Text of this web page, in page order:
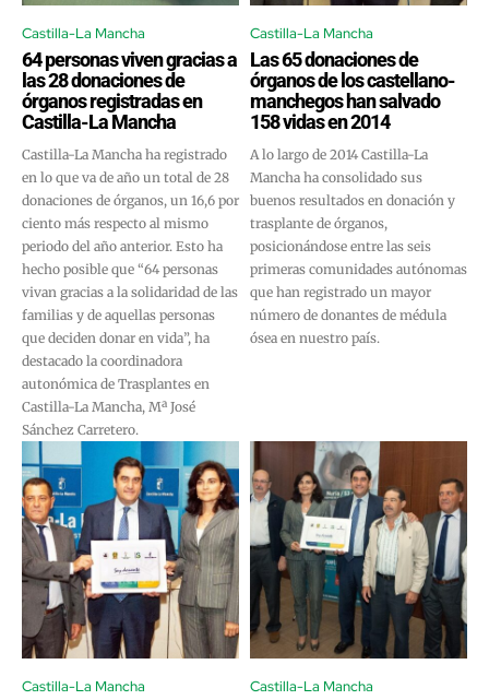
Castilla-La Mancha
64 personas viven gracias a
las 28 donaciones de
órganos registradas en
Castilla-La Mancha
Castilla-La Mancha ha registrado
en lo que va de año un total de 28
donaciones de órganos, un 16,6 por
ciento más respecto al mismo
periodo del año anterior. Esto ha
hecho posible que “64 personas
vivan gracias a la solidaridad de las
familias y de aquellas personas
que deciden donar en vida”, ha
destacado la coordinadora
autonómica de Trasplantes en
Castilla-La Mancha, Mª José
Sánchez Carretero.
Castilla-La Mancha
Las 65 donaciones de
órganos de los castellano-
manchegos han salvado
158 vidas en 2014
A lo largo de 2014 Castilla-La
Mancha ha consolidado sus
buenos resultados en donación y
trasplante de órganos,
posicionándose entre las seis
primeras comunidades autónomas
que han registrado un mayor
número de donantes de médula
ósea en nuestro país.
Castilla-La Mancha Castilla-La Mancha